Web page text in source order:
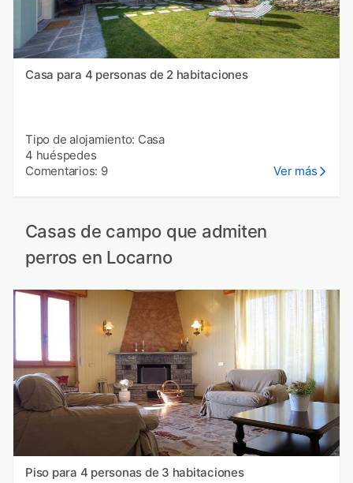
Casa para 4 personas de 2 habitaciones
Tipo de alojamiento: Casa
4 huéspedes
Comentarios: 9
Ver más
Casas de campo que admiten
perros en Locarno
Piso para 4 personas de 3 habitaciones